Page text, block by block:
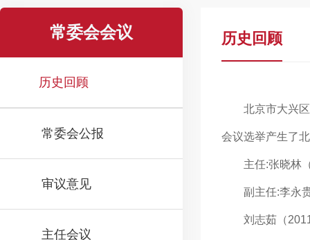
常委会会议
历史回顾
常委会公报
审议意见
主任会议
历史回顾
北京市大兴区
会议选举产生了
主任:张晓林（
副主任:李永贵
刘志茹（